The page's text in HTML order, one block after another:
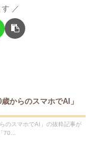
からのスマホでAI」
のスマホでAI」の抜粋記事が
70...